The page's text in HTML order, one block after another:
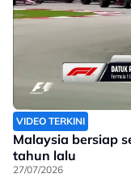
VIDEO TERKINI
Malaysia bersiap
tahun lalu
27/07/2026